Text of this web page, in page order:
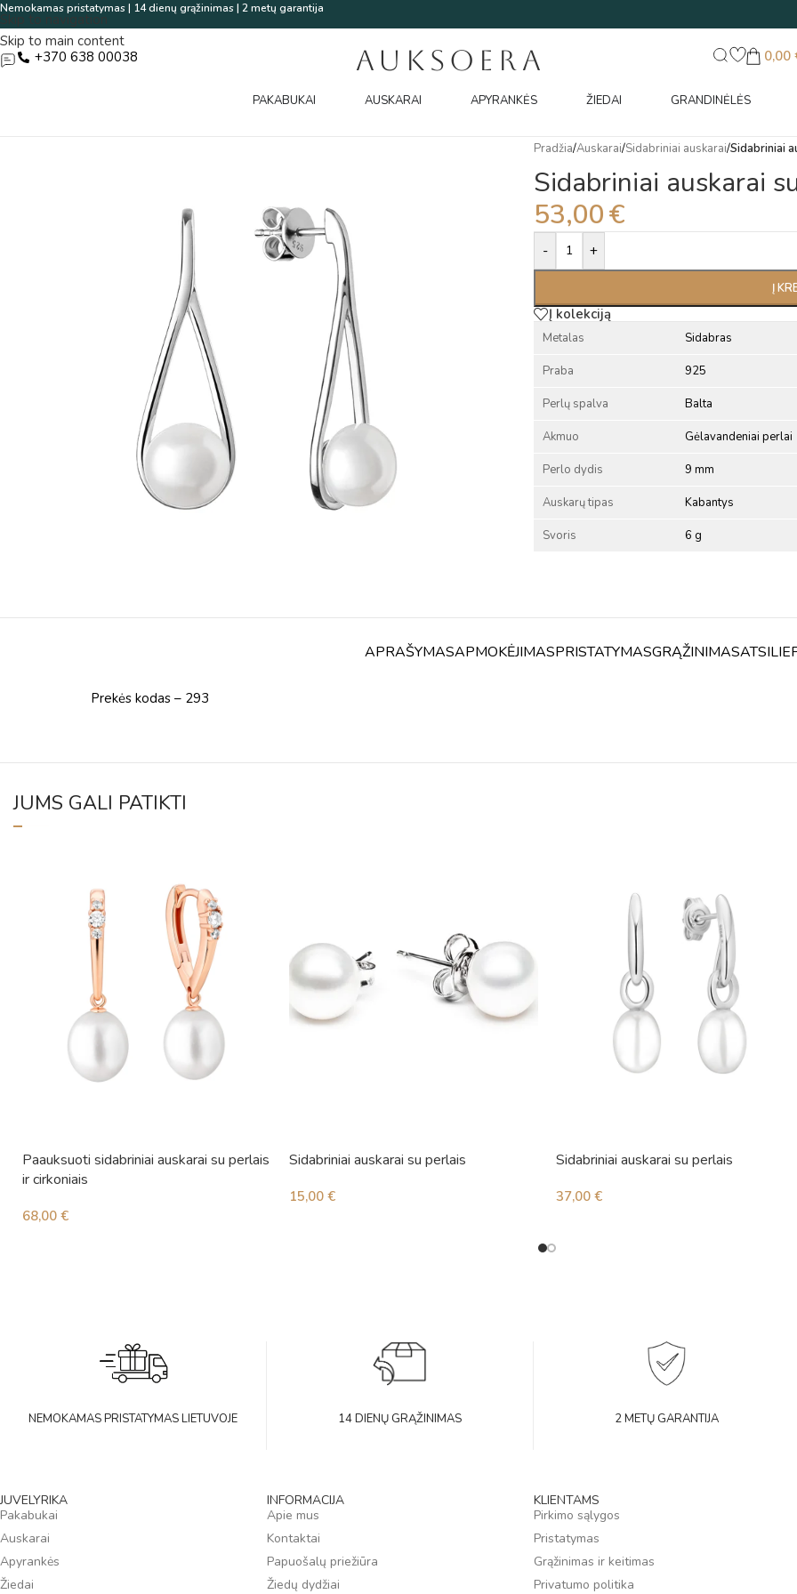
Skip to navigation
Skip to main content
Nemokamas pristatymas | 14 dienų grąžinimas | 2 metų garantija
+370 638 00038 AUKSOERA 0,00
PAKABUKAI AUSKARAI APYRANKĖS ŽIEDAI GRANDINĖLĖS
Pradžia/Auskarai/Sidabriniai auskarai/Sidabriniai
Sidabriniai auskarai
53,00€
- +
Į
Alternative:
Į kolekciją
Metalas Sidabras
Praba 925
Perlų spalva Balta
Akmuo Gėlavandeniai perlai
Perlo dydis 9 mm
Auskarų tipas Kabantys
Svoris 6 g
APRAŠYMASAPMOKĖJIMASPRISTATYMASGRĄŽINIMAS
Prekės kodas – 293
JUMS GALI PATIKTI
Paauksuoti sidabriniai auskarai su perlais
ir cirkoniais
68,00 €
Sidabriniai auskarai su perlais
15,00 €
Sidabriniai auskarai su perlais
37,00 €
NEMOKAMAS PRISTATYMAS LIETUVOJE 14 DIENŲ GRĄŽINIMAS 2 METŲ GARANTIJA
JUVELYRIKA
Pakabukai
Auskarai
Apyrankės
Žiedai
INFORMACIJA
Apie mus
Kontaktai
Papuošalų priežiūra
Žiedų dydžiai
KLIENTAMS
Pirkimo sąlygos
Pristatymas
Grąžinimas ir keitimas
Privatumo politika